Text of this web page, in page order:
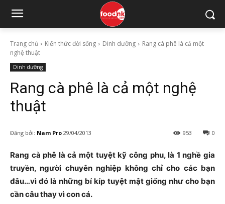
Trang chủ Kiến thức đời sống Dinh dưỡng
Rang cà phê là cả một
nghệ thuật
Dinh dưỡng
Rang cà phê là cả một nghệ
thuật
Đăng bởi: Nam Pro 29/04/2013 0
953
Rang cà phê là cả một tuyệt kỹ công phu, là 1 nghề gia
truyền, người chuyên nghiệp không chỉ cho các bạn
đâu…vì đó là những bí kíp tuyệt mật giống như cho bạn
cần câu thay vì con cá.